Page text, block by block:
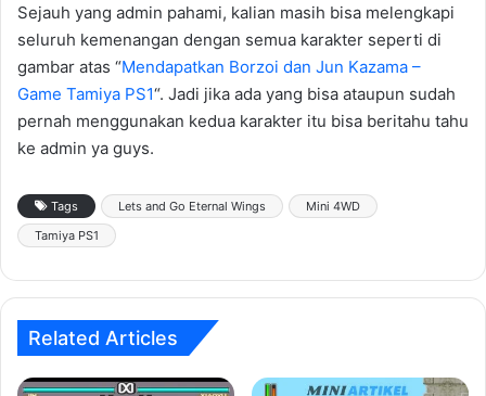
Sejauh yang admin pahami, kalian masih bisa melengkapi
seluruh kemenangan dengan semua karakter seperti di
gambar atas “Mendapatkan Borzoi dan Jun Kazama –
Game Tamiya PS1“. Jadi jika ada yang bisa ataupun sudah
pernah menggunakan kedua karakter itu bisa beritahu tahu
ke admin ya guys.
Tags Lets and Go Eternal Wings
Mini 4WD
Tamiya PS1
Related Articles